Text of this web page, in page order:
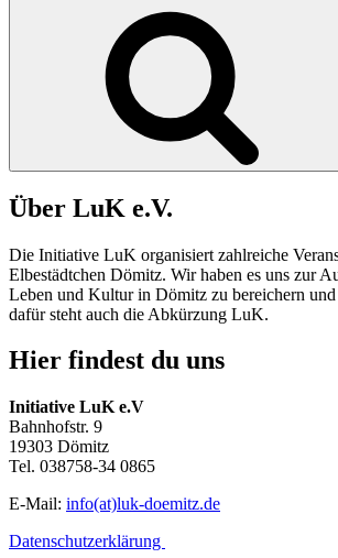
Über LuK e.V.
Die Initiative LuK organisiert zahlreiche
Elbestädtchen Dömitz. Wir haben es uns zur
Leben und Kultur in Dömitz zu bereichern
dafür steht auch die Abkürzung LuK.
Hier findest du uns
Initiative LuK e.V
Bahnhofstr. 9
19303 Dömitz
Tel. 038758-34 0865
E-Mail: info(at)luk-doemitz.de
Datenschutzerklärung